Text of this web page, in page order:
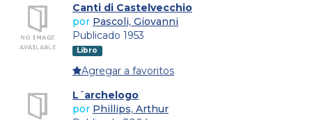
Canti di Castelvecchio
por Pascoli, Giovanni
Publicado 1953
Libro
Agregar a favoritos
L´archelogo
por Phillips, Arthur